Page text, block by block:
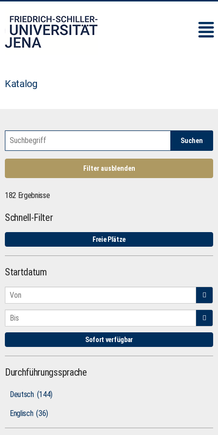
Katalog
Suchen
Filter ausblenden
182 Ergebnisse
Schnell-Filter
Freie Plätze
Startdatum
Sofort verfügbar
Durchführungssprache
Deutsch (144)
Englisch (36)